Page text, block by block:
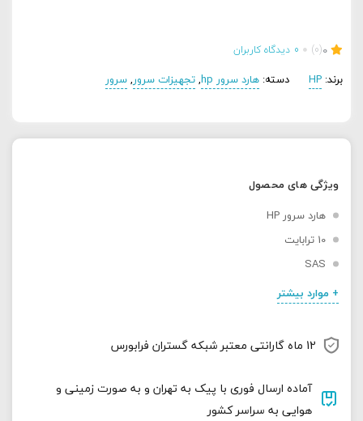
0
(0)
0 دیدگاه کاربران
برند: HP دسته: هارد سرور hp ,تجهیزات سرور,سرور
ویژگی های محصول
هارد سرور HP
10 ترابایت
SAS
+ موارد بیشتر
12 ماه گارانتی معتبر شبکه گستران فرابورس
آماده ارسال فوری با پیک به تهران و به صورت زمینی و
هوایی به سراسر کشور